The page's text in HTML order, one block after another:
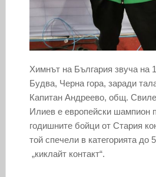
Химнът на България звуча на
Будва, Черна гора, заради
Капитан Андреево, общ.
Илиев е европейски шампион
годишните бойци от Стария
той спечели в категорията до
„киклайт контакт“.